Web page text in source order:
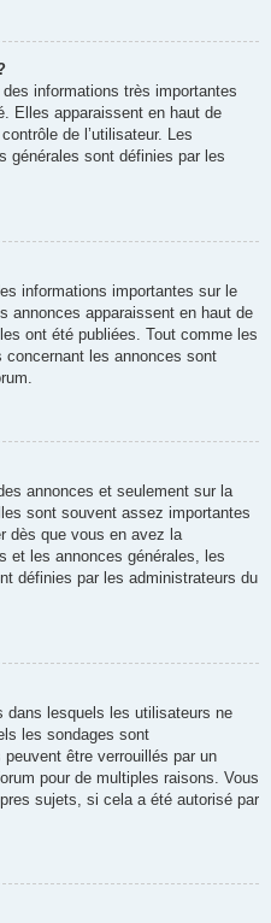
informations très importantes
Elles apparaissent en haut de
de l’utilisateur. Les
générales sont définies par les
informations importantes sur le
annonces apparaissent en haut de
ont été publiées. Tout comme les
les annonces sont
annonces et seulement sur la
sont souvent assez importantes
dès que vous en avez la
et les annonces générales, les
définies par les administrateurs du
dans lesquels les utilisateurs ne
les sondages sont
être verrouillés par un
pour de multiples raisons. Vous
sujets, si cela a été autorisé par